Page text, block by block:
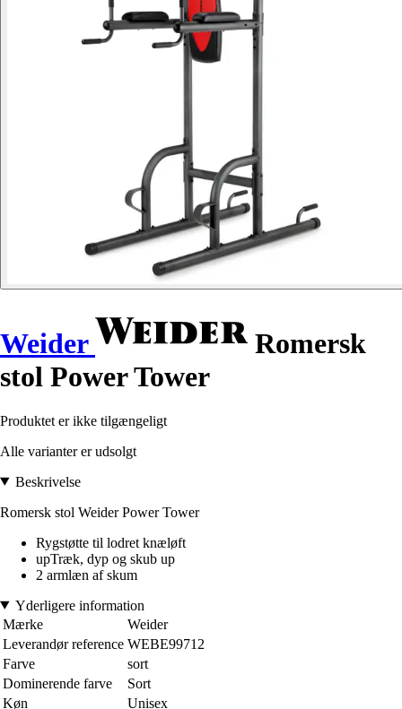
Weider
Romersk
stol Power Tower
Produktet er ikke tilgængeligt
Alle varianter er udsolgt
Beskrivelse
Romersk stol Weider Power Tower
Rygstøtte til lodret knæløft
upTræk, dyp og skub up
2 armlæn af skum
Yderligere information
Mærke
Weider
Leverandør reference WEBE99712
Farve
sort
Dominerende farve
Sort
Køn
Unisex